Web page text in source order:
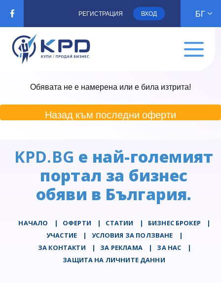
РЕГИСТРАЦИЯ ВХОД БГ
Обявата не е намерена или е била изтрита!
Назад към последни оферти
KPD.BG е най-големият
портал за бизнес
обяви в България.
НАЧАЛО | ОФЕРТИ | СТАТИИ | БИЗНЕС БРОКЕР
|
УЧАСТИЕ
| УСЛОВИЯ ЗА ПОЛЗВАНЕ
|
ЗА КОНТАКТИ
| ЗА РЕКЛАМА | ЗА НАС
|
ЗАЩИТА НА ЛИЧНИТЕ ДАННИ